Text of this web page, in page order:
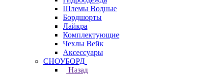
Шлемы Водные
Бордшорты
Лайкра
Комплектующие
Чехлы Вейк
Аксессуары
СНОУБОРД
Назад